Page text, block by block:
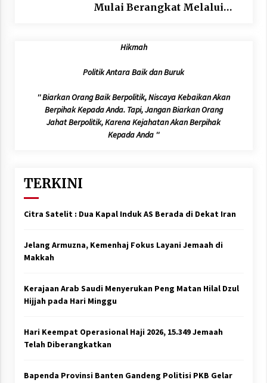
Mulai Berangkat Melalui
Terintegrasi
Hikmah
Politik Antara Baik dan Buruk
'' Biarkan Orang Baik Berpolitik, Niscaya Kebaikan Akan
Berpihak Kepada Anda. Tapi, Jangan Biarkan Orang
Jahat Berpolitik, Karena Kejahatan Akan Berpihak
Kepada Anda ''
TERKINI
Citra Satelit : Dua Kapal Induk AS Berada di Dekat Iran
Jelang Armuzna, Kemenhaj Fokus Layani Jemaah di
Makkah
Kerajaan Arab Saudi Menyerukan Peng Matan Hilal Dzul
Hijjah pada Hari Minggu
Hari Keempat Operasional Haji 2026, 15.349 Jemaah
Telah Diberangkatkan
Bapenda Provinsi Banten Gandeng Politisi PKB Gelar